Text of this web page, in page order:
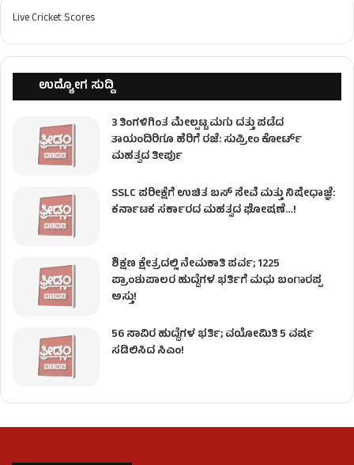
Live Cricket Scores
ಉದ್ಯೋಗ ಸುದ್ದಿ
3 ತಿಂಗಳಿಗಿಂತ ಮೇಲ್ಪಟ್ಟ ಮಗು ದತ್ತು ಪಡೆದ
ತಾಯಂದಿರಿಗೂ ಹೆರಿಗೆ ರಜೆ: ಸುಪ್ರೀಂ ಕೋರ್ಟ್
ಮಹತ್ವದ ತೀರ್ಪು
SSLC ಪರೀಕ್ಷೆಗೆ ಉಚಿತ ಬಸ್ ಸೇವೆ ಮತ್ತು ನಿಷೇಧಾಜ್ಞೆ:
ಕರ್ನಾಟಕ ಸರ್ಕಾರದ ಮಹತ್ವದ ಘೋಷಣೆ…!
ಶಿಕ್ಷಣ ಕ್ಷೇತ್ರದಲ್ಲಿ ನೇಮಕಾತಿ ಪರ್ವ; 1225
ಪ್ರಾಂಶುಪಾಲರ ಹುದ್ದೆಗಳ ಭರ್ತಿಗೆ ಮಧು ಬಂಗಾರಪ್ಪ
ಅಸ್ತು!
56 ಸಾವಿರ ಹುದ್ದೆಗಳ ಭರ್ತಿ; ವಯೋಮಿತಿ 5 ವರ್ಷ
ಸಡಿಲಿಸಿದ ಸಿಎಂ!